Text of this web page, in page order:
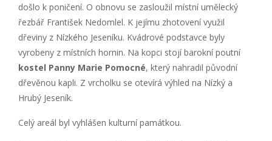
došlo k poničení. O obnovu se zasloužil místní umělecký
řezbář František Nedomlel. K jejímu zhotovení využil
dřeviny z Nízkého Jeseníku. Kvádrové podstavce byly
vyrobeny z místních hornin. Na kopci stojí barokní poutní
kostel Panny Marie Pomocné, který nahradil původní
dřevěnou kapli. Z vrcholku se otevírá výhled na Nízký a
Hrubý Jeseník.
Celý areál byl vyhlášen kulturní památkou.